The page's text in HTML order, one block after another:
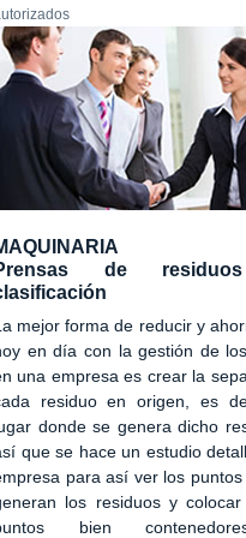
de
mejor forma de reducir y
en día con la gestión de
una empresa es crear la
residuo en origen, es
donde se genera dicho
que se hace un estudio
para así ver los
los residuos y
bien